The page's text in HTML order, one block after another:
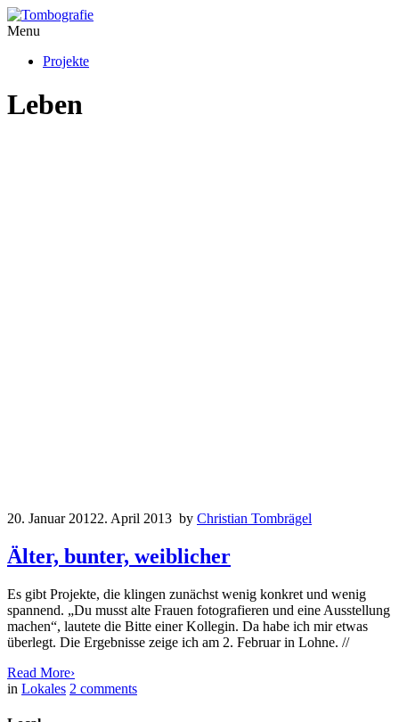
Menu
Projekte
Leben
20. Januar 20122. April 2013 by Christian Tombrägel
Älter, bunter, weiblicher
Es gibt Projekte, die klingen zunächst wenig konkret und wenig
spannend. „Du musst alte Frauen fotografieren und eine Ausstellung
machen“, lautete die Bitte einer Kollegin. Da habe ich mir etwas
überlegt. Die Ergebnisse zeige ich am 2. Februar in Lohne. //
Read More›
in Lokales 2 comments